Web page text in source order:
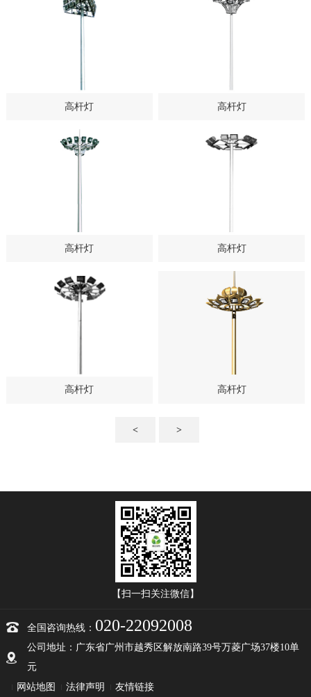
高杆灯 高杆灯
高杆灯 高杆灯
高杆灯 高杆灯
< >
【扫一扫关注微信】
全国咨询热线： 020-22092008
公司地址：广东省广州市越秀区解放南路39号万菱广场37楼10单
元
网站地图
法律声明 友情链接